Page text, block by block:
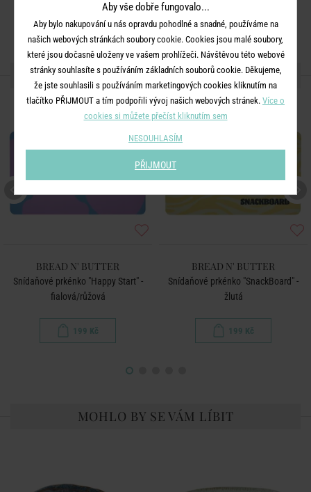
DALŠÍ PRODUKTY ZE SÉRIE
BREAD N' BUTTER
Snídaňové prkénko "Happy Start" -
fialová/růžová
199 Kč
BREAD N' BUTTER
Snídaňové prkénko "SnackBoard" -
žlutá
199 Kč
MOHLO BY SE VÁM LÍBIT
Aby vše dobře fungovalo...
Aby bylo nakupování u nás opravdu pohodlné a snadné, používáme na
našich webových stránkách soubory cookie. Cookies jsou malé soubory,
které jsou dočasně uloženy ve vašem prohlížeči. Návštěvou této webové
stránky souhlasíte s používáním základních souborů cookie. Děkujeme,
že jste souhlasili s používáním marketingových cookies kliknutím na
tlačítko PŘIJMOUT a tím podpořili vývoj našich webových stránek. Více o
cookies si můžete přečíst kliknutím sem
NESOUHLASÍM
PŘIJMOUT